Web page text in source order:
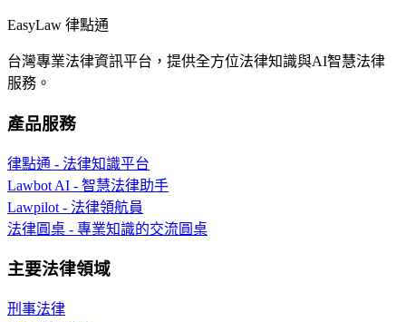
EasyLaw 律點通
台灣專業法律資訊平台，提供全方位法律知識與AI智慧法律
服務。
產品服務
律點通 - 法律知識平台
Lawbot AI - 智慧法律助手
Lawpilot - 法律領航員
法律圓桌 - 專業知識的交流圓桌
主要法律領域
刑事法律